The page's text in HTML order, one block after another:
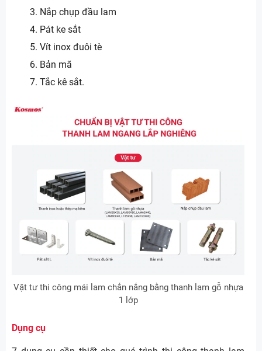
Nắp chụp đầu lam
Pát ke sắt
Vít inox đuôi tè
Bản mã
Tắc kê sắt.
Vật tư thi công mái lam chắn nắng bằng thanh lam gỗ nhựa
1 lớp
Dụng cụ